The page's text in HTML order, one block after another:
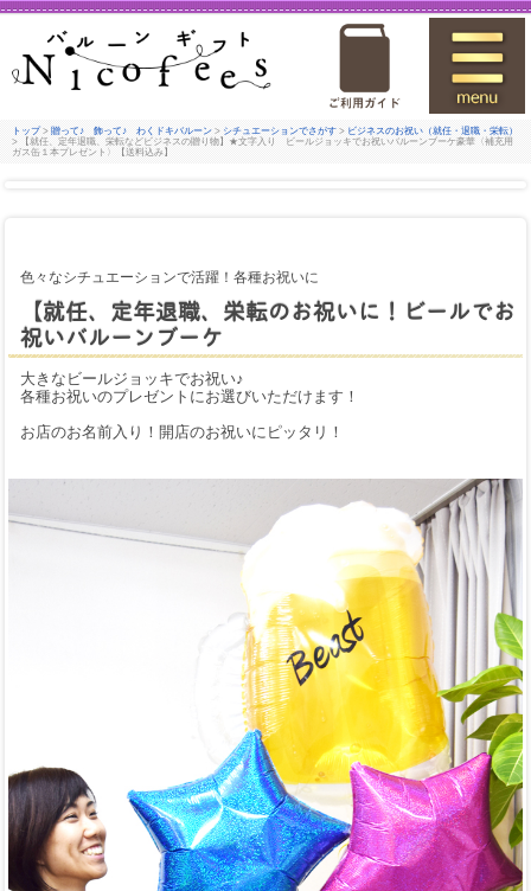
トップ > 贈って♪ 飾って♪ わくドキバルーン > シチュエーションでさがす > ビジネスのお祝い（就任・退職・栄転）
> 【就任、定年退職、栄転などビジネスの贈り物】★文字入り ビールジョッキでお祝いバルーンブーケ豪華〈補充用
ガス缶１本プレゼント〉【送料込み】
色々なシチュエーションで活躍！各種お祝いに
【就任、定年退職、栄転のお祝いに！ビールでお
祝いバルーンブーケ
大きなビールジョッキでお祝い♪
各種お祝いのプレゼントにお選びいただけます！
お店のお名前入り！開店のお祝いにピッタリ！